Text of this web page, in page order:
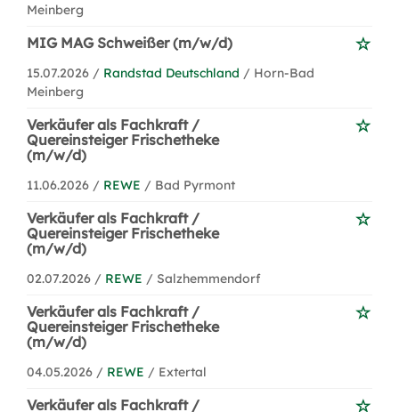
Meinberg
MIG MAG Schweißer (m/w/d)
15.07.2026 / Randstad Deutschland / Horn-Bad
Meinberg
Verkäufer als Fachkraft /
Quereinsteiger Frischetheke
(m/w/d)
11.06.2026 / REWE / Bad Pyrmont
Verkäufer als Fachkraft /
Quereinsteiger Frischetheke
(m/w/d)
02.07.2026 / REWE / Salzhemmendorf
Verkäufer als Fachkraft /
Quereinsteiger Frischetheke
(m/w/d)
04.05.2026 / REWE / Extertal
Verkäufer als Fachkraft /